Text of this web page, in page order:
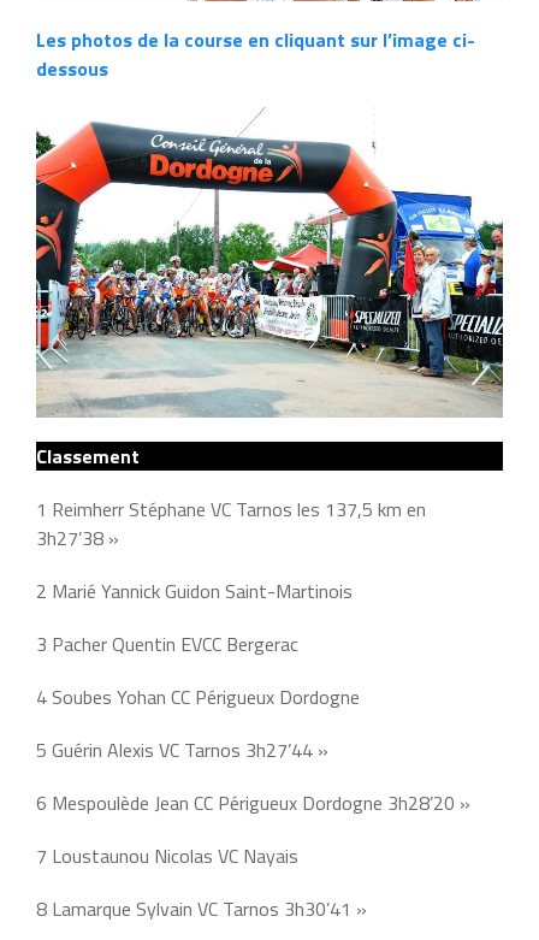
Les photos de la course en cliquant sur l’image ci-
dessous
Classement
1 Reimherr Stéphane VC Tarnos les 137,5 km en
3h27’38 »
2 Marié Yannick Guidon Saint-Martinois
3 Pacher Quentin EVCC Bergerac
4 Soubes Yohan CC Périgueux Dordogne
5 Guérin Alexis VC Tarnos 3h27’44 »
6 Mespoulède Jean CC Périgueux Dordogne 3h28’20 »
7 Loustaunou Nicolas VC Nayais
8 Lamarque Sylvain VC Tarnos 3h30’41 »